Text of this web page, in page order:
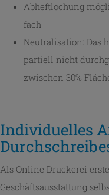
Abheftlochung
fach
Neutralisation: Das
partiell nicht
zwischen 30%
Individuelles
Als Online Druckerei
Geschäftsausstattung